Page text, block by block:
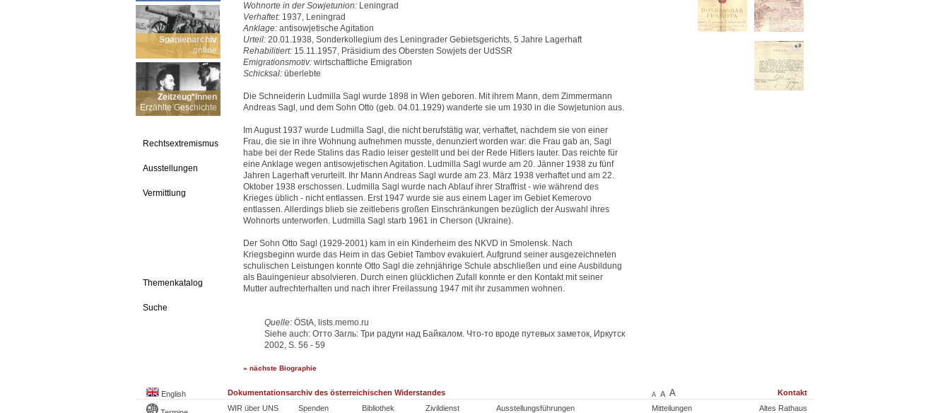
Spanienarchiv
online
Zeitzeug*innen
Erzählte Geschichte
Rechtsextremismus
Ausstellungen
Vermittlung
Themenkatalog
Suche
Wohnorte in der Sowjetunion: Leningrad
Verhaftet: 1937, Leningrad
Anklage: antisowjetische Agitation
Urteil: 20.01.1938, Sonderkollegium des Leningrader Gebietsgerichts, 5 Jahre Lagerhaft
Rehabilitiert: 15.11.1957, Präsidium des Obersten Sowjets der UdSSR
Emigrationsmotiv: wirtschaftliche Emigration
Schicksal: überlebte
Die Schneiderin Ludmilla Sagl wurde 1898 in Wien geboren. Mit ihrem Mann, dem Zimmermann
Andreas Sagl, und dem Sohn Otto (geb. 04.01.1929) wanderte sie um 1930 in die Sowjetunion aus.
Im August 1937 wurde Ludmilla Sagl, die nicht berufstätig war, verhaftet, nachdem sie von einer
Frau, die sie in ihre Wohnung aufnehmen musste, denunziert worden war: die Frau gab an, Sagl
habe bei der Rede Stalins das Radio leiser gestellt und bei der Rede Hitlers lauter. Das reichte für
eine Anklage wegen antisowjetischen Agitation. Ludmilla Sagl wurde am 20. Jänner 1938 zu fünf
Jahren Lagerhaft verurteilt. Ihr Mann Andreas Sagl wurde am 23. März 1938 verhaftet und am 22.
Oktober 1938 erschossen. Ludmilla Sagl wurde nach Ablauf ihrer Straffrist - wie während des
Krieges üblich - nicht entlassen. Erst 1947 wurde sie aus einem Lager im Gebiet Kemerovo
entlassen. Allerdings blieb sie zeitlebens großen Einschränkungen bezüglich der Auswahl ihres
Wohnorts unterworfen. Ludmilla Sagl starb 1961 in Cherson (Ukraine).
Der Sohn Otto Sagl (1929-2001) kam in ein Kinderheim des NKVD in Smolensk. Nach
Kriegsbeginn wurde das Heim in das Gebiet Tambov evakuiert. Aufgrund seiner ausgezeichneten
schulischen Leistungen konnte Otto Sagl die zehnjährige Schule abschließen und eine Ausbildung
als Bauingenieur absolvieren. Durch einen glücklichen Zufall konnte er den Kontakt mit seiner
Mutter aufrechterhalten und nach ihrer Freilassung 1947 mit ihr zusammen wohnen.
Quelle: ÖStA, lists.memo.ru
Siehe auch: Отто Загль: Три радуги над Байкалом. Что-то вроде путевых заметок, Иркутск
2002, S. 56 - 59
» nächste Biographie
English Dokumentationsarchiv des österreichischen Widerstandes A A A Kontakt
WIR über UNS Spenden Bibliothek Zivildienst Ausstellungsführungen Mitteilungen Altes Rathaus